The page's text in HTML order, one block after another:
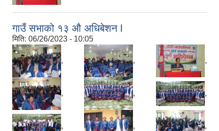
गाउँ सभाको १३ औ अधिबेशन l
मिति: 06/26/2023 - 10:05
, , ,
, , ,
, , ,